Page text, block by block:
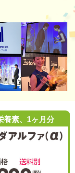
養素、1ヶ月分